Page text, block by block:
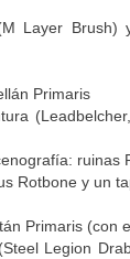
Layer Brush)
Primaris
ruinas
Rotbone y un
Primaris (con
Legion